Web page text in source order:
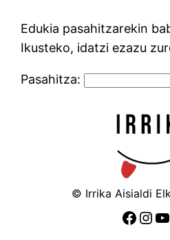
Edukia pasahitzarekin
Ikusteko, idatzi ezazu
Pasahitza:
© Irrika Aisialdi